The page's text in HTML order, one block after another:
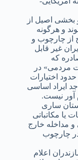
بخشی اصیل از
و هرگونه
از چارچوب و
غیر قابل
که
مردمی» در
اختیارات
ایراد اساسی
آور نیست.
ساری
یا مکاتباتی
مداخله خارج
در چارچوب
اعلام